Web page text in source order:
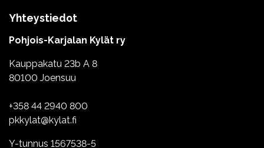
Yhteystiedot
Pohjois-Karjalan Kylät ry
Kauppakatu 23b A 8
80100 Joensuu
+358 44 2940 800
pkkylat@kylat.fi
Y-tunnus 1567538-5